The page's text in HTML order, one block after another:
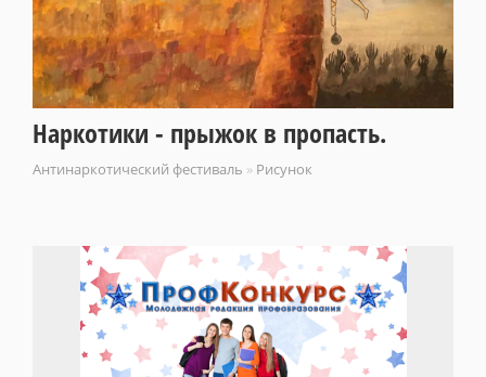
Наркотики - прыжок в пропасть.
Антинаркотический фестиваль » Рисунок